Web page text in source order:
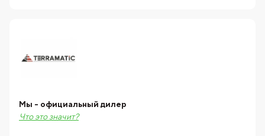
Мы - официальный дилер
Что это значит?